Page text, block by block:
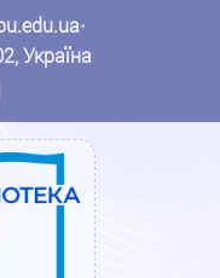
•
Україна